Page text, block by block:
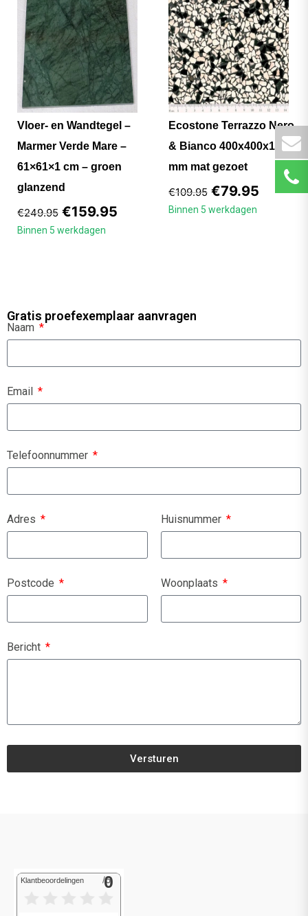
Vloer- en Wandtegel –
Marmer Verde Mare –
61×61×1 cm – groen
glanzend
€249.95 €159.95
Binnen 5 werkdagen
Ecostone Terrazzo Nero
& Bianco 400x400x15
mm mat gezoet
€109.95 €79.95
Binnen 5 werkdagen
Gratis proefexemplaar aanvragen
Naam
Email
Telefoonnummer
Adres Huisnummer
Postcode Woonplaats
Bericht
Versturen